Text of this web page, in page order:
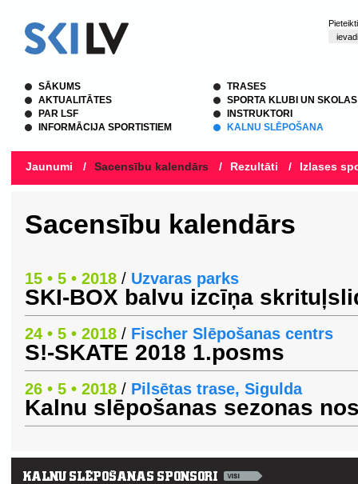
SĀKUMS
AKTUALITĀTES
PAR LSF
INFORMĀCIJA SPORTISTIEM
TRASES
SPORTA KLUBI UN SKOLAS
INSTRUKTORI
KALNU SLĒPOŠANA
Jaunumi / Sacensību kalendārs / Rezultāti / Izlases
Sacensību kalendārs
15 • 5 • 2018 / Uzvaras parks
SKI-BOX balvu izcīņa
24 • 5 • 2018 / Fischer Slēpošanas centrs
S!-SKATE 2018 1.posms
26 • 5 • 2018 / Pilsētas trase, Sigulda
Kalnu slēpošanas sezonas